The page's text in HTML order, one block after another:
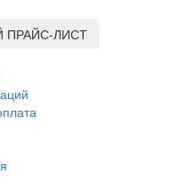
ПРАЙС-ЛИСТ